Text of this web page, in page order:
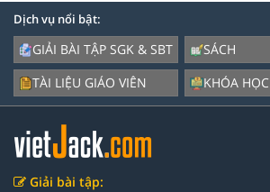
Dịch vụ nổi bật:
GIẢI BÀI TẬP SGK & SBT
TÀI LIỆU GIÁO VIÊN
SÁCH
KHÓA HỌC
Giải bài tập: